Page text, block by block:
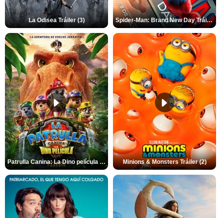
La Odisea Tráiler (3) Spider-Man: Brand New Day Tráiler (3)
Patrulla Canina: La Dino película Tráiler VO Minions & Monsters Tráiler (2)